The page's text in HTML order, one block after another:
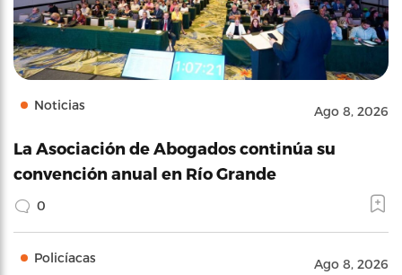
Noticias Ago 8, 2026
La Asociación de Abogados continúa su
convención anual en Río Grande
0
Policíacas Ago 8, 2026